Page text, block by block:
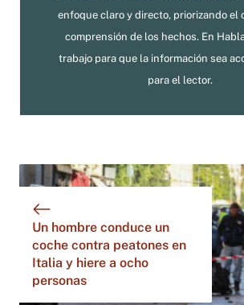
enfoque claro y directo, priorizando el
comprensión de los hechos. En
trabajo para que la información sea
para el lector.
Un hombre conduce un
coche contra peatones en
Italia y hiere a ocho
personas